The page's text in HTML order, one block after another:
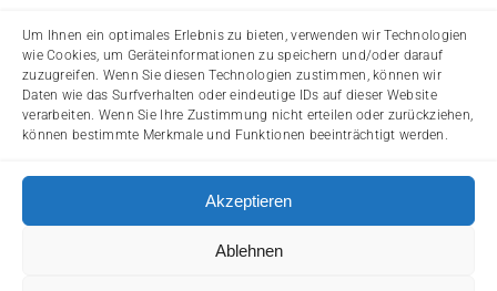
Um Ihnen ein optimales Erlebnis zu bieten, verwenden wir Technologien
wie Cookies, um Geräteinformationen zu speichern und/oder darauf
zuzugreifen. Wenn Sie diesen Technologien zustimmen, können wir
Daten wie das Surfverhalten oder eindeutige IDs auf dieser Website
verarbeiten. Wenn Sie Ihre Zustimmung nicht erteilen oder zurückziehen,
können bestimmte Merkmale und Funktionen beeinträchtigt werden.
Akzeptieren
Ablehnen
© 2026: Landesverband Oberösterreich der
AntifaschistInnen, WiderstandskämpferInnen und Opfer des
Faschismus (KZ-Verband/VdA OÖ), Weissenwolffstraße